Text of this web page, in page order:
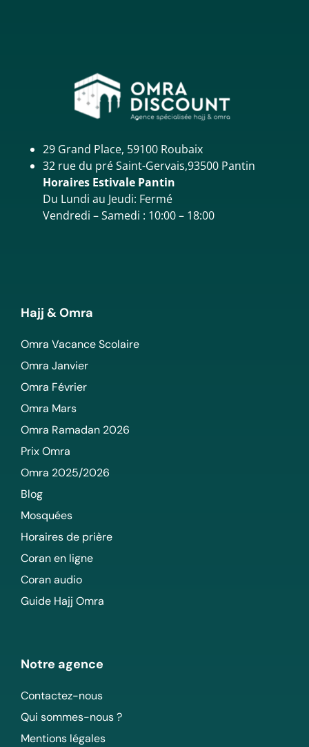
29 Grand Place, 59100 Roubaix
32 rue du pré Saint-Gervais,93500 Pantin
Horaires Estivale Pantin
Du Lundi au Jeudi: Fermé
Vendredi – Samedi : 10:00 – 18:00
Hajj & Omra
Omra Vacance Scolaire
Omra Janvier
Omra Février
Omra Mars
Omra Ramadan 2026
Prix Omra
Omra 2025/2026
Blog
Mosquées
Horaires de prière
Coran en ligne
Coran audio
Guide Hajj Omra
Notre agence
Contactez-nous
Qui sommes-nous ?
Mentions légales